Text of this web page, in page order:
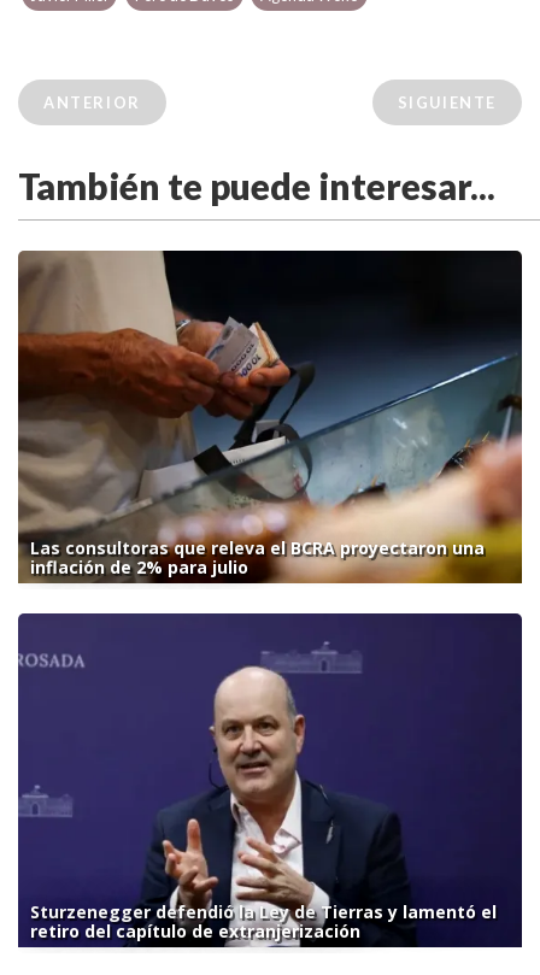
ANTERIOR SIGUIENTE
También te puede interesar...
Las consultoras que releva el BCRA proyectaron una
inflación de 2% para julio
Sturzenegger defendió la Ley de Tierras y lamentó el
retiro del capítulo de extranjerización